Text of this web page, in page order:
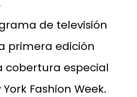
de televisión
primera edición
cobertura especial
Fashion Week.